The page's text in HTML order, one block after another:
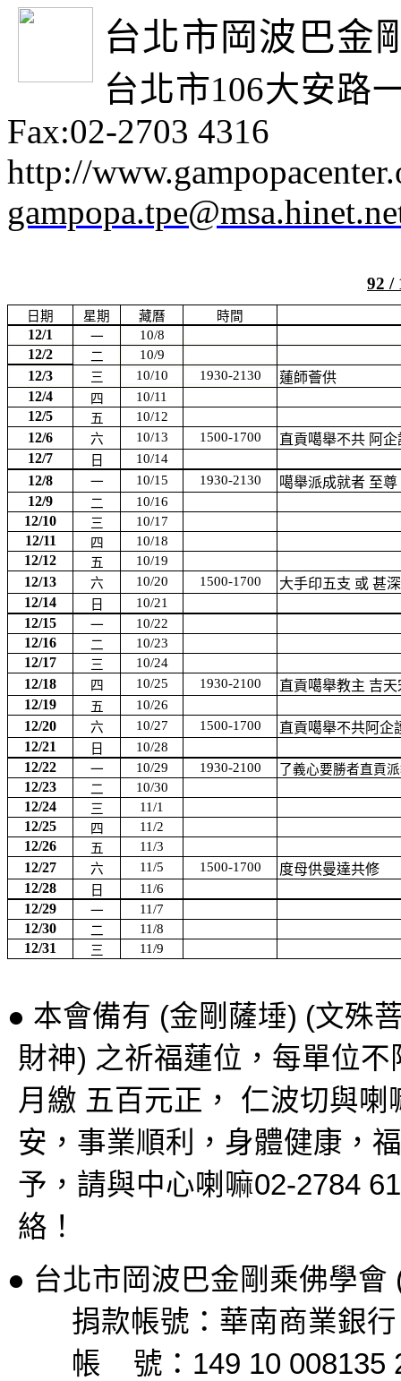
台北市岡波巴金
台北市106大安路
Fax:02-2703 4316
http://
92 /
日期 星期 藏曆 時間
12/1 一 10/8
12/2 二 10/9
12/3 三 10/10 1930-2130
蓮師薈供
12/4
四 10/11
12/5 五 10/12
12/6 六 10/13 1500-1700 直貢噶舉不共 阿
12/7
日 10/14
12/8 一 10/15 1930-2130 噶舉派成就者 至尊
12/9
二 10/16
12/10 三 10/17
12/11 四 10/18
12/12 五 10/19
12/13 六 10/20 1500-1700 大手印五支 或 甚
12/14
日 10/21
12/15 一 10/22
12/16 二 10/23
12/17 三 10/24
12/18 四 10/25 1930-2100 直貢噶舉教主 吉天
12/19
五 10/26
12/20 六 10/27 1500-1700 直貢噶舉不共阿企
12/21
日 10/28
12/22 一 10/29 1930-2100 了義心要勝者直貢
12/23 二 10/30
12/24 三 11/1
12/25 四 11/2
12/26 五 11/3
12/27 六 11/5 1500-1700
度母供曼達共修
12/28
日 11/6
12/29 一 11/7
12/30 二 11/8
12/31 三 11/9
● 本會備有 (金剛薩埵) (文殊
財神) 之祈福蓮位，每單位
月繳 五百元正，
仁波切與喇
安，事業順利，身體健康，
予，請與中心喇嘛02-2784
絡！
● 台北市岡波巴金剛乘佛學會
捐款帳號：華南商業銀行
帳
號： 149 10 008135